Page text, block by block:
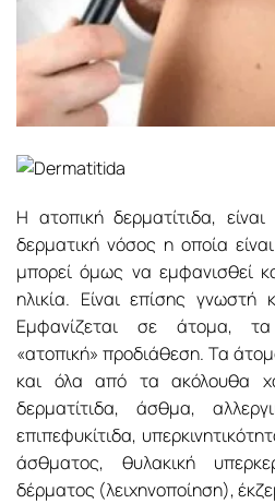
Η ατοπική δερματίτιδα,
δερματική νόσος η οποία
μπορεί όμως να εμφανισθεί
ηλικία. Είναι επίσης
Εμφανίζεται σε άτομα,
«ατοπική» προδιάθεση. Τα
και όλα από τα ακόλουθα
δερματίτιδα, άσθμα,
επιπεφυκίτιδα,
άσθματος, θυλακική
δέρματος (λειχηνοποίηση),